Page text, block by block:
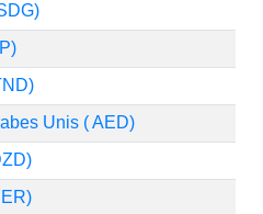
Unis ( AED)